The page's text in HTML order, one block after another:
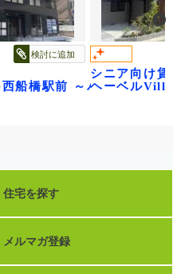
検討に追加
船橋駅前 ～パティオメー
シニア向け賃
ヘーベル
住宅を探す
メルマガ登録